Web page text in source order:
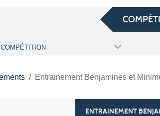
COMPÉTITION
Entrainement Benjamines et
ENTRAINEMENT